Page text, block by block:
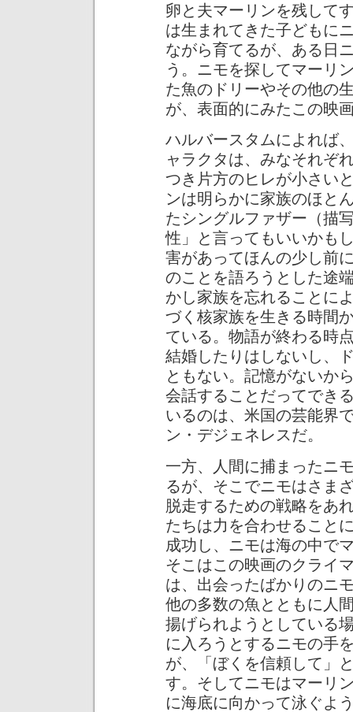
卵と夫マーリンを残して
は生まれてきた子どもに
ながら育てるが、ある日
う。ニモを探してマーリ
た魚のドリーやその他の
が、表面的にみたこの映
ハルバースタムによれば
ャラクタは、みなそれぞ
つき片方のヒレが小さい
ンは明らかに家族のほと
たシングルファザー（描
性」と言ってもいいかも
害があってほんの少し前
のことを語ろうとした途
かし家族を忘れることに
づく核家族を生きる時間
ている。物語が終わる時
結婚したりはしないし、
ともない。記憶がないか
会話することだってでき
いるのは、米国の芸能界
ン・デジェネレスだ。
一方、人間に捕まったニ
るが、そこでニモはさま
脱走するための戦略をあ
たちは力を合わせること
成功し、ニモは海の中で
そこはこの映画のクライ
は、出会ったばかりのニ
他の多数の魚とともに人
揚げられようとしている
に入ろうとするニモの手
が、「ぼくを信頼して」
す。そしてニモはマーリ
に海底に向かって泳ぐよ